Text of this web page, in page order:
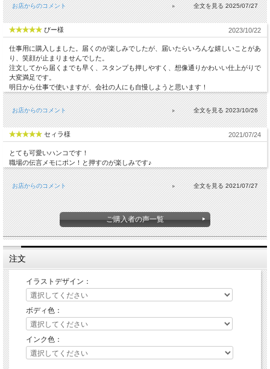
お店からのコメント 2025/07/27
びー様 2023/10/22
仕事用に購入しました。届くのが楽しみでしたが、届いたらいろんな嬉しいことがあ
り、笑顔が止まりませんでした。
注文してから届くまでも早く、スタンプも押しやすく、想像通りかわいい仕上がりで
大変満足です。
明日から仕事で使いますが、会社の人にも自慢しようと思います！
お店からのコメント 2023/10/26
セィラ様 2021/07/24
とても可愛いハンコです！
職場の伝言メモにポン！と押すのが楽しみです♪
お店からのコメント 2021/07/27
ご購入者の声一覧
注文
イラストデザイン：
ボディ色：
インク色：